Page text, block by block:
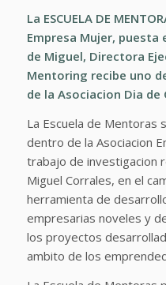
La ESCUELA DE
Empresa Mujer, puesta
de Miguel, Directora
Mentoring recibe uno
de la Asociacion Dia de
La Escuela de Mentoras
dentro de la Asociacion
trabajo de investigacion
Miguel Corrales, en el
herramienta de
empresarias noveles y
los proyectos
ambito de los